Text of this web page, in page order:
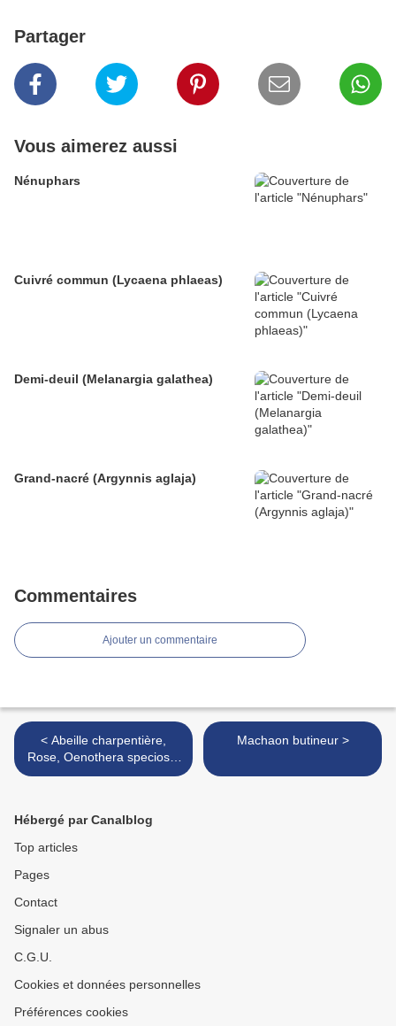
Partager
Vous aimerez aussi
Nénuphars
Cuivré commun (Lycaena phlaeas)
Demi-deuil (Melanargia galathea)
Grand-nacré (Argynnis aglaja)
Commentaires
Ajouter un commentaire
< Abeille charpentière,
Rose, Oenothera speciosa,
Sauge sclarée
Machaon butineur >
Hébergé par Canalblog
Top articles
Pages
Contact
Signaler un abus
C.G.U.
Cookies et données personnelles
Préférences cookies